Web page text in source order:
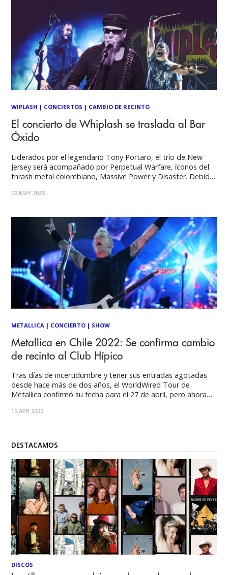
WIPLASH | CONCIERTOS | CAMBIO DE RECINTO
El concierto de Whiplash se traslada al Bar
Óxido
Liderados por el legendario Tony Portaro, el trío de New
Jersey será acompañado por Perpetual Warfare, íconos del
thrash metal colombiano, Massive Power y Disaster. Debido
anuncia el traslado del concierto de Whiplash y las bandas
09 MAY 2023
METALLICA | CONCIERTO | SHOW
Metallica en Chile 2022: Se confirma cambio
de recinto al Club Hípico
Tras días de incertidumbre y tener sus entradas agotadas
desde hace más de dos años, el WorldWired Tour de
Metallica confirmó su fecha para el 27 de abril, pero ahora
todos los Fanáticos y Fanáticas, seguidores incondicionales
15 APR 2022
DESTACAMOS
DISCOS